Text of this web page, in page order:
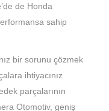
de Honda
sahip
bir sorunu çözmek
ihtiyacınız
parçalarının
Otomotiv, geniş